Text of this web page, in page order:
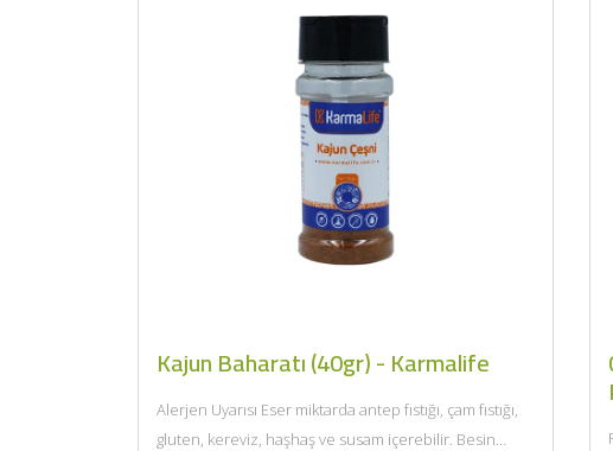
Kajun Baharatı (40gr) - Karmalife
Alerjen Uyarısı Eser miktarda antep fıstığı, çam fıstığı,
gluten, kereviz, haşhaş ve susam içerebilir. Besin